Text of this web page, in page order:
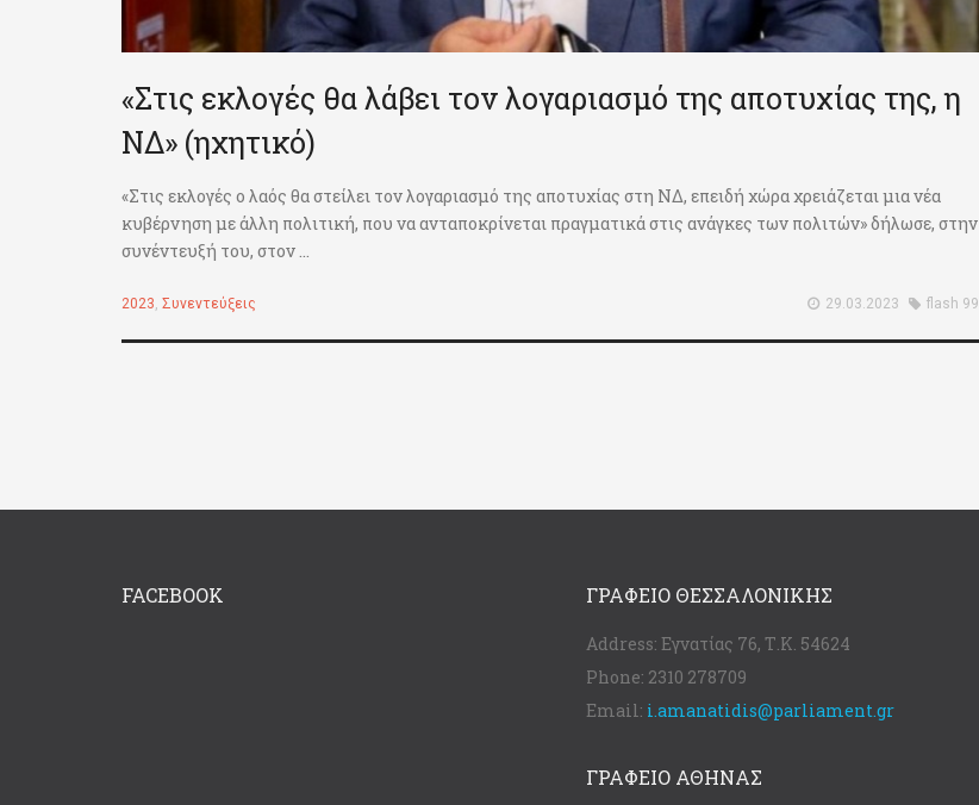
«Στις εκλογές θα λάβει τον λογαριασμό της αποτυχίας της, η
ΝΔ» (ηχητικό)
«Στις εκλογές ο λαός θα στείλει τον λογαριασμό της αποτυχίας στη ΝΔ, επειδή χώρα χρειάζεται μια νέα
κυβέρνηση με άλλη πολιτική, που να ανταποκρίνεται πραγματικά στις ανάγκες των πολιτών» δήλωσε, στην
συνέντευξή του, στον ...
2023, Συνεντεύξεις 29.03.2023 flash 99
FACEBOOK ΓΡΑΦΕΊΟ ΘΕΣΣΑΛΟΝΊΚΗΣ
Address: Εγνατίας 76, Τ.Κ. 54624
Phone: 2310 278709
Email: i.amanatidis@parliament.gr
ΓΡΑΦΕΊΟ ΑΘΉΝΑΣ